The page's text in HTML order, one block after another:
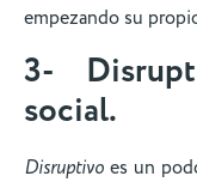
empezando su
3-
social.
Disruptivo es un